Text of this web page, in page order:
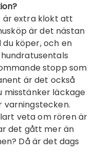
är extra klokt att
är det nästan
köper, och en
stopp som
är det också
misstänker läckage
varningstecken.
veta om rören är
det gått mer än
Då är det dags